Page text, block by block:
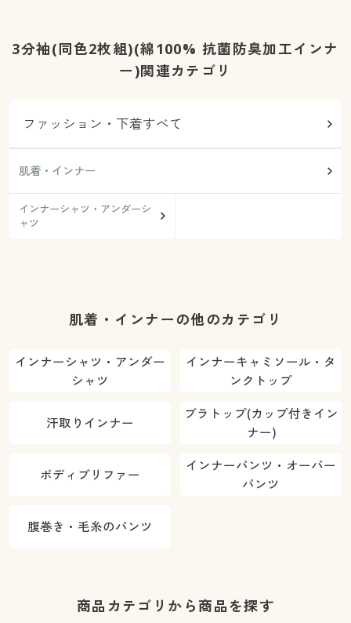
3分袖(同色2枚組)(綿100% 抗菌防臭加工インナ
ー)関連カテゴリ
ファッション・下着すべて
肌着・インナー
インナーシャツ・アンダーシ
ャツ
肌着・インナーの他のカテゴリ
インナーシャツ・アンダー
シャツ
インナーキャミソール・タ
ンクトップ
汗取りインナー
ブラトップ(カップ付きイン
ナー)
ボディブリファー
インナーパンツ・オーバー
パンツ
腹巻き・毛糸のパンツ
商品カテゴリから商品を探す